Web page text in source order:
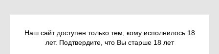
Наш сайт доступен только тем, кому исполнилось 18
лет. Подтвердите, что Вы старше 18 лет
КРЕМЧУКОВ Е. ФАЮМ